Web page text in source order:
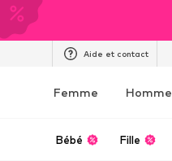
Aide et contact
Femme Homme
Bébé Fille